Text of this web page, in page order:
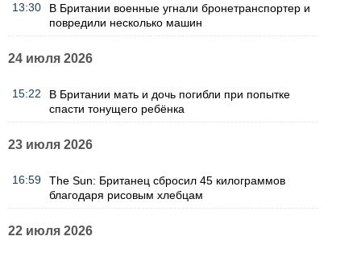
13:30
В Британии военные угнали бронетранспортер и
повредили несколько машин
24 июля 2026
15:22
В Британии мать и дочь погибли при попытке
спасти тонущего ребёнка
23 июля 2026
16:59
The Sun: Британец сбросил 45 килограммов
благодаря рисовым хлебцам
22 июля 2026